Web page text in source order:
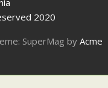
2020
SuperMag byAcme